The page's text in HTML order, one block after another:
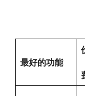
最好的功能